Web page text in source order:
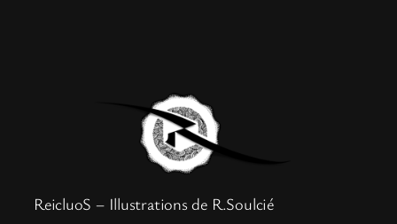
ReicluoS – Illustrations de R.Soulcié